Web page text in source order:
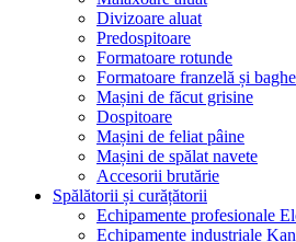
Divizoare aluat
Predospitoare
Formatoare rotunde
Formatoare franzelă și
Mașini de făcut grisine
Dospitoare
Mașini de feliat pâine
Mașini de spălat navete
Accesorii brutărie
Spălătorii și curățătorii
Echipamente profesionale
Echipamente industriale